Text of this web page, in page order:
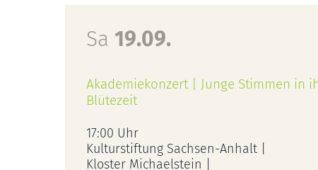
Sa 19.09.
Akademiekonzert | Junge Stimmen in
Blütezeit
17:00 Uhr
Kulturstiftung Sachsen-Anhalt |
Kloster Michaelstein |